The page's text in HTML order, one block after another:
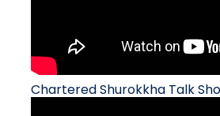
Chartered Shurokkha Talk